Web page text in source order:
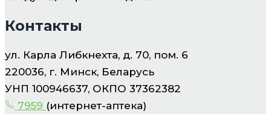
Контакты
ул. Карла Либкнехта, д. 70, пом. 6
220036, г. Минск, Беларусь
УНП 100946637, ОКПО 37362382
7959 (интернет-аптека)